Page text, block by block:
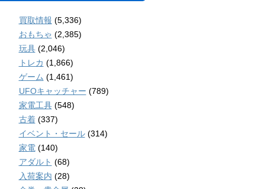
買取情報 (5,336)
おもちゃ (2,385)
玩具(2,046)
トレカ (1,866)
ゲーム (1,461)
UFOキャッチャー (789)
家電工具(548)
古着(337)
イベント・セール(314)
家電(140)
アダルト (68)
入荷案内 (28)